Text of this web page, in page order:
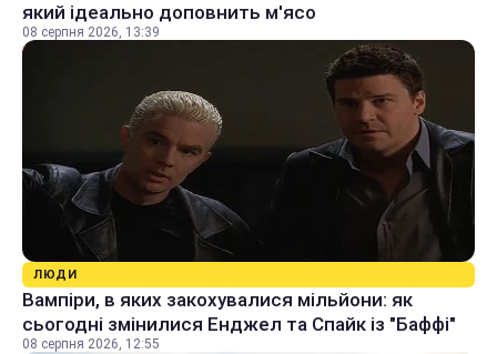
який ідеально доповнить м'ясо
08 серпня 2026, 13:39
ЛЮДИ
Вампіри, в яких закохувалися мільйони: як
сьогодні змінилися Енджел та Спайк із "Баффі"
08 серпня 2026, 12:55